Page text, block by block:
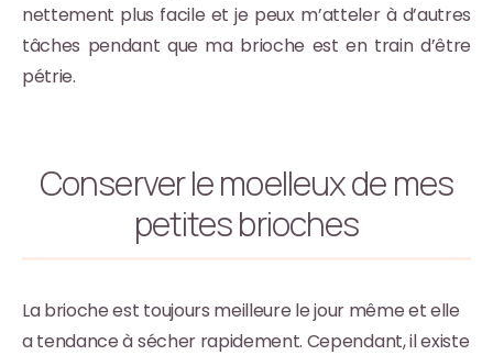
nettement plus facile et je peux m’atteler à d’autres
tâches pendant que ma brioche est en train d’être
pétrie.
Conserver le moelleux de mes
petites brioches
La brioche est toujours meilleure le jour même et elle
a tendance à sécher rapidement. Cependant, il existe